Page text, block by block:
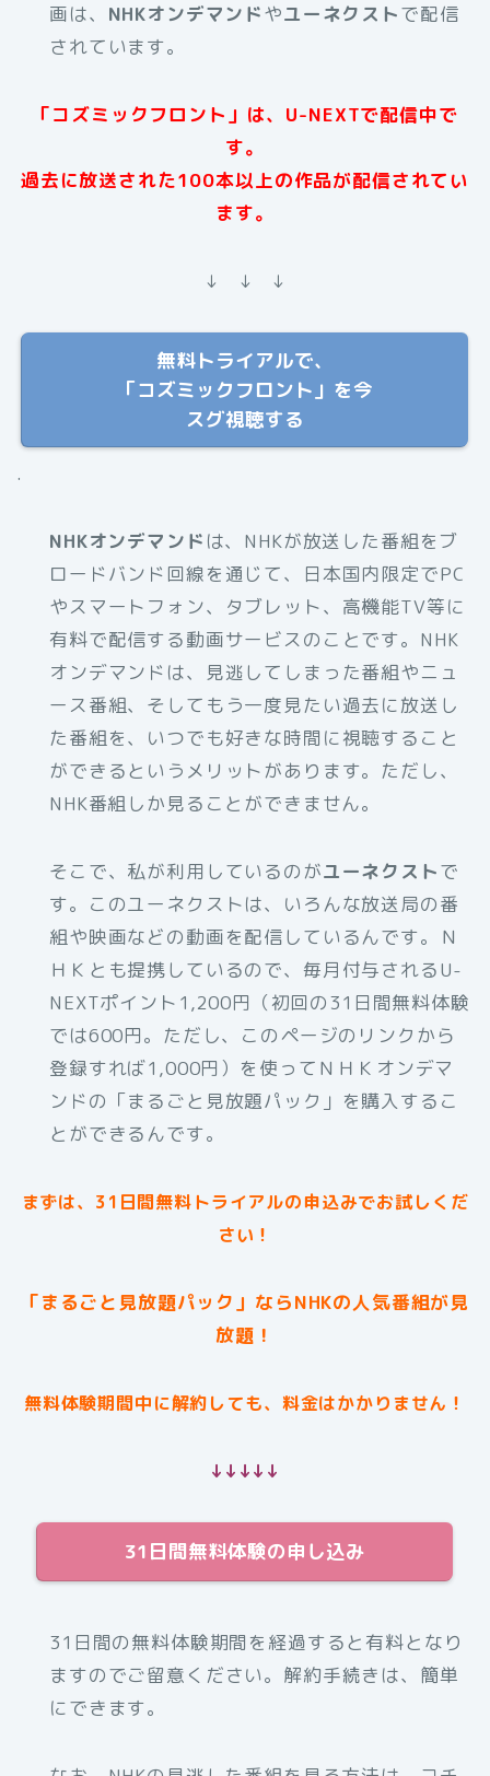
画は、 NHKオンデマンドやユーネクストで配信
されています。
「コズミックフロント」は、U-NEXTで配信中で
す。
過去に放送された100本以上の作品が配信されてい
ます。
↓ ↓ ↓
無料トライアルで、
「コズミックフロント」を今
スグ視聴する
.
NHKオンデマンド は、NHKが放送した番組をブ
ロードバンド回線を通じて、日本国内限定でPC
やスマートフォン、タブレット、高機能TV等に
有料で配信する動画サービスのことです。NHK
オンデマンドは、見逃してしまった番組やニュ
ース番組、そしてもう一度見たい過去に放送し
た番組を、いつでも好きな時間に視聴すること
ができるというメリットがあります。ただし、
NHK番組しか見ることができません。
そこで、私が利用しているのがユーネクストで
す。このユーネクストは、いろんな放送局の番
組や映画などの動画を配信しているんです。Ｎ
ＨＫとも提携しているので、毎月付与されるU-
NEXTポイント1,200円（初回の31日間無料体験
では600円。ただし、このページのリンクから
登録すれば1,000円）を使ってＮＨＫオンデマ
ンドの「まるごと見放題パック」を購入するこ
とができるんです。
まずは、31日間無料トライアルの申込みでお試しくだ
さい！
「まるごと見放題パック」ならNHKの人気番組が見
放題！
無料体験期間中に解約しても、料金はかかりません！
↓↓↓↓↓
31日間無料体験の申し込み
31日間の無料体験期間を経過すると有料となり
ますのでご留意ください。解約手続きは、簡単
にできます。